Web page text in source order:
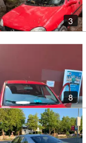
3
8